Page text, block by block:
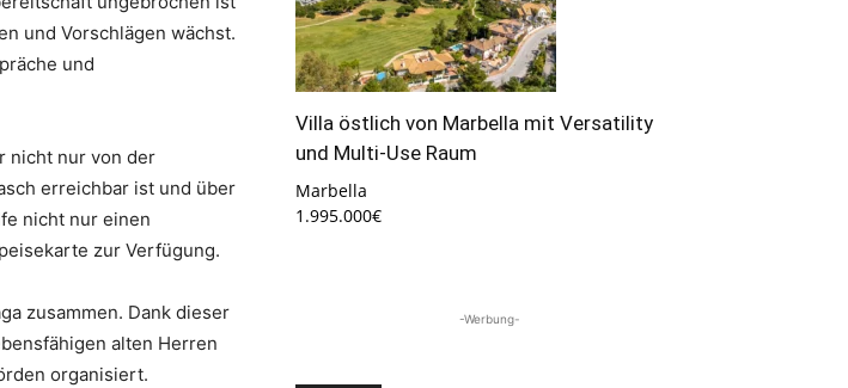
und Vorschlägen wächst.
und
nicht nur von der
erreichbar ist und über
nicht nur einen
zur Verfügung.
zusammen. Dank dieser
alten Herren
organisiert.
Villa östlich von Marbella mit Versatility
und Multi-Use Raum
Marbella
1.995.000€
-Werbung-